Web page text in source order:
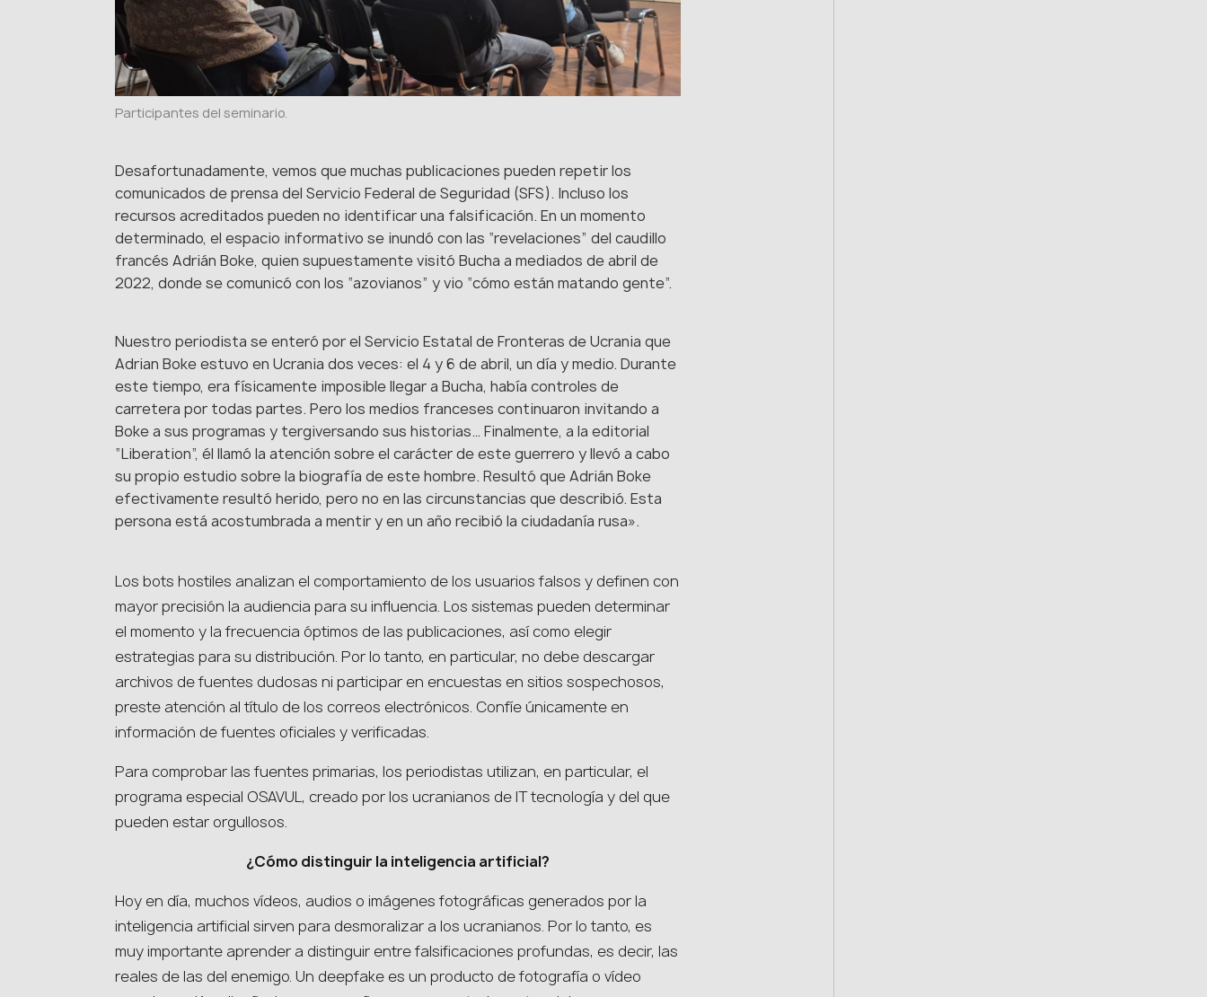
Participantes del seminario.
Desafortunadamente, vemos que muchas publicaciones pueden repetir los
comunicados de prensa del Servicio Federal de Seguridad (SFS). Incluso los
recursos acreditados pueden no identificar una falsificación. En un momento
determinado, el espacio informativo se inundó con las “revelaciones” del caudillo
francés Adrián Boke, quien supuestamente visitó Bucha a mediados de abril de
2022, donde se comunicó con los “azovianos” y vio “cómo están matando gente”.
Nuestro periodista se enteró por el Servicio Estatal de Fronteras de Ucrania que
Adrian Boke estuvo en Ucrania dos veces: el 4 y 6 de abril, un día y medio. Durante
este tiempo, era físicamente imposible llegar a Bucha, había controles de
carretera por todas partes. Pero los medios franceses continuaron invitando a
Boke a sus programas y tergiversando sus historias… Finalmente, a la editorial
“Liberation”, él llamó la atención sobre el carácter de este guerrero y llevó a cabo
su propio estudio sobre la biografía de este hombre. Resultó que Adrián Boke
efectivamente resultó herido, pero no en las circunstancias que describió. Esta
persona está acostumbrada a mentir y en un año recibió la ciudadanía rusa».
Los bots hostiles analizan el comportamiento de los usuarios falsos y definen con
mayor precisión la audiencia para su influencia. Los sistemas pueden determinar
el momento y la frecuencia óptimos de las publicaciones, así como elegir
estrategias para su distribución. Por lo tanto, en particular, no debe descargar
archivos de fuentes dudosas ni participar en encuestas en sitios sospechosos,
preste atención al título de los correos electrónicos. Confíe únicamente en
información de fuentes oficiales y verificadas.
Para comprobar las fuentes primarias, los periodistas utilizan, en particular, el
programa especial OSAVUL, creado por los ucranianos de IT tecnología y del que
pueden estar orgullosos.
¿Cómo distinguir la inteligencia artificial?
Hoy en día, muchos vídeos, audios o imágenes fotográficas generados por la
inteligencia artificial sirven para desmoralizar a los ucranianos. Por lo tanto, es
muy importante aprender a distinguir entre falsificaciones profundas, es decir, las
reales de las del enemigo. Un deepfake es un producto de fotografía o vídeo